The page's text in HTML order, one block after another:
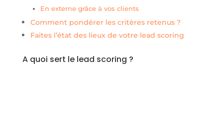
En externe grâce à vos clients
Comment pondérer les critères retenus ?
Faites l’état des lieux de votre lead scoring
A quoi sert le lead scoring ?